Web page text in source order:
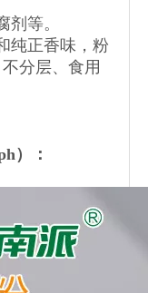
剂等。
纯正香味，粉
分层、食用
）：